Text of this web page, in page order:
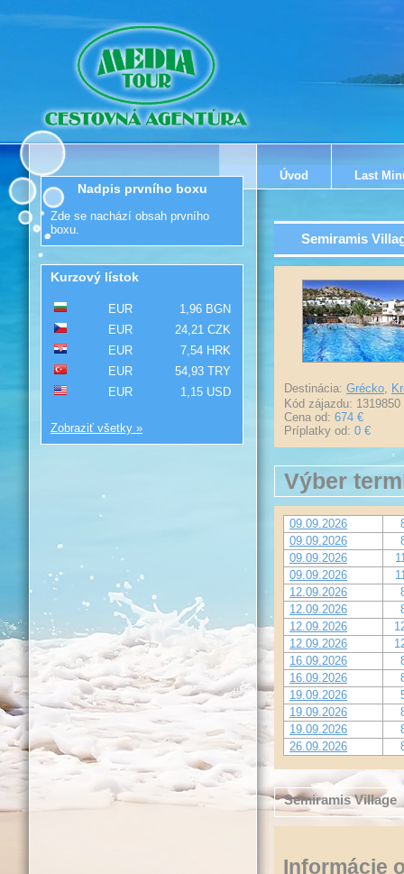
Úvod Last
Semiramis
Destinácia: Grécko,
Kód zájazdu: 1319850
Cena od: 674 €
Príplatky od: 0 €
Výber
09.09.2026
09.09.2026
09.09.2026
09.09.2026
12.09.2026
12.09.2026
12.09.2026
12.09.2026
16.09.2026
16.09.2026
19.09.2026
19.09.2026
19.09.2026
26.09.2026
Semiramis Village
Informácie
Nadpis prvního boxu
Zde se nachází obsah prvního
boxu.
Kurzový lístok
EUR
1,96 BGN
EUR
24,21 CZK
EUR
7,54 HRK
EUR
54,93 TRY
EUR
1,15 USD
Zobraziť všetky »